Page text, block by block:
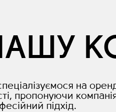
на
пропонуючи
підхід.